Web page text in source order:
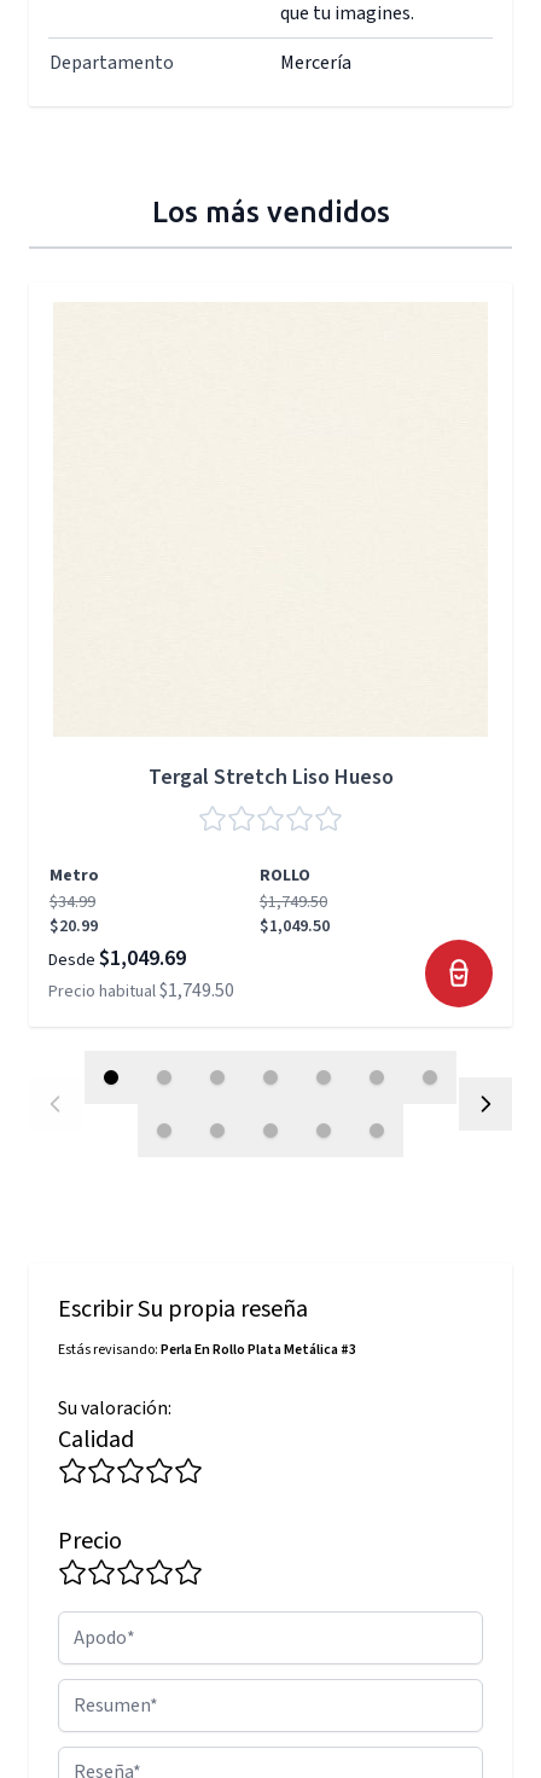
que tu imagines.
Departamento
Mercería
Los más vendidos
Tergal Stretch Liso Hueso
Metro
ROLLO
$34.99
$20.99
$1,749.50
$1,049.50
Desde $1,049.69
Precio habitual$1,749.50
Escribir Su propia reseña
Estás revisando:Perla En Rollo Plata Metálica #3
Su valoración:
Calidad
Precio
Apodo
Resumen
Reseña